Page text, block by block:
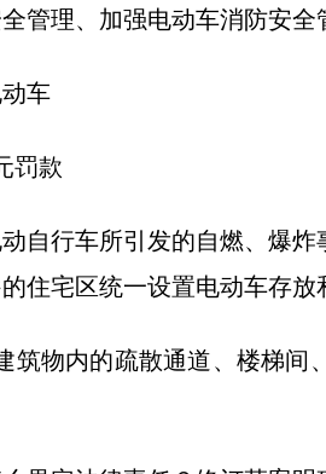
管理、加强电动车消防安
车
罚款
自行车所引发的自燃、爆
住宅区统一设置电动车存
筑物内的疏散通道、楼梯